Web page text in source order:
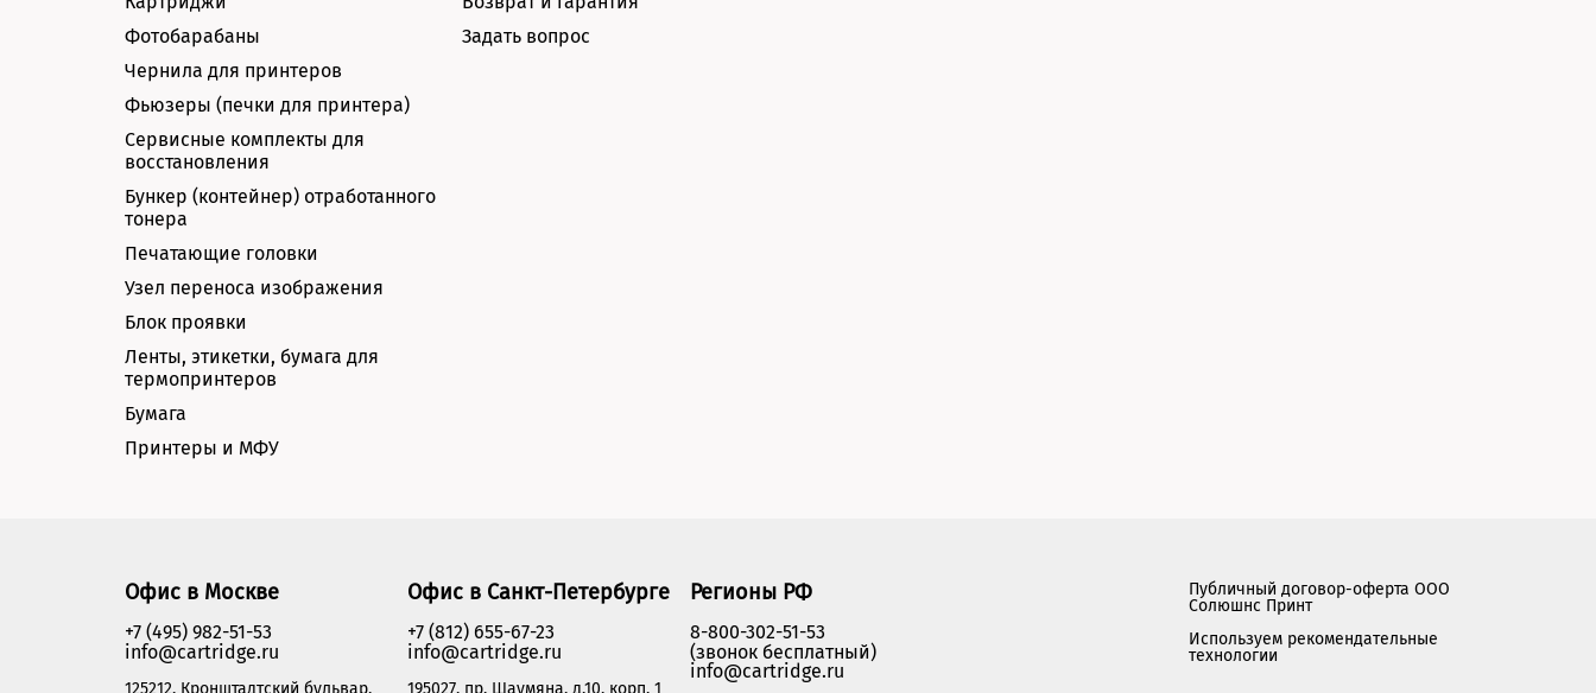
Фотобарабаны
Чернила для принтеров
Фьюзеры (печки для принтера)
Сервисные комплекты для
восстановления
Бункер (контейнер) отработанного
тонера
Печатающие головки
Узел переноса изображения
Блок проявки
Ленты, этикетки, бумага для
термопринтеров
Бумага
Принтеры и МФУ
Задать вопрос
Офис в Москве
+7 (495) 982-51-53
info@cartridge.ru
125212, Кронштадтский бульвар,
Офис в Санкт-Петербурге
+7 (812) 655-67-23
info@cartridge.ru
195027, пр. Шаумяна, д.10, корп. 1
Регионы РФ
8-800-302-51-53
(звонок бесплатный)
info@cartridge.ru
Публичный договор-оферта ООО
Солюшнс Принт
Используем рекомендательные
технологии